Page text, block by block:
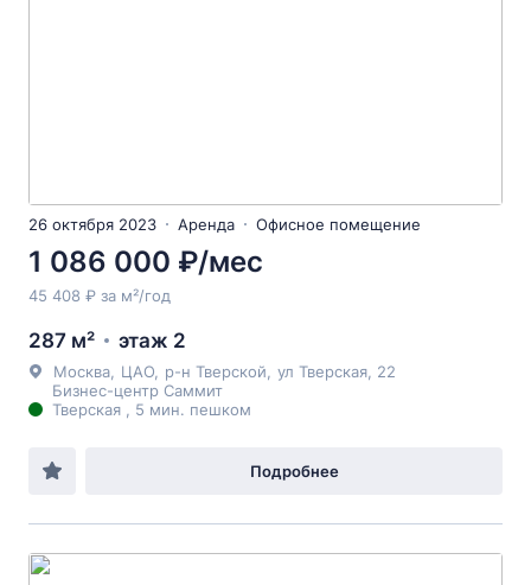
26 октября 2023 Аренда Офисное помещение
1 086 000 ₽/мес
45 408 ₽ за м²/год
287 м² этаж 2
Москва ЦАО р-н Тверской ул Тверская , 22
Бизнес-центр Саммит
Тверская , 5 мин. пешком
Подробнее